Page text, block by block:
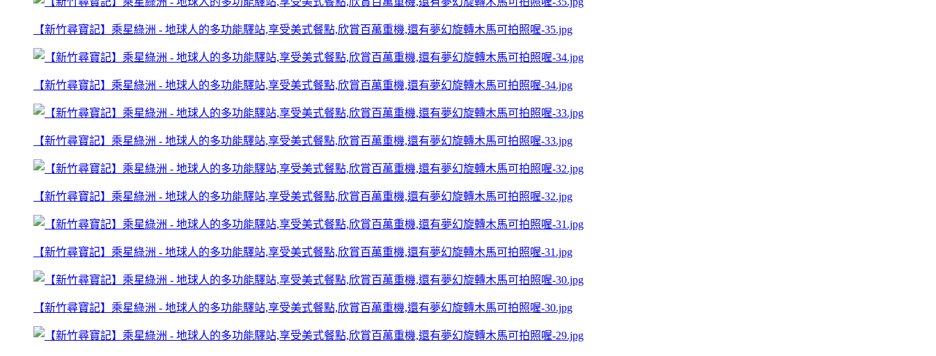
【新竹尋寶記】乘星綠洲 - 地球人的多功能驛站,享受美式餐點,欣賞百萬重機,還有夢幻旋轉木馬可拍照喔-35.jpg
【新竹尋寶記】乘星綠洲 - 地球人的多功能驛站,享受美式餐點,欣賞百萬重機,還有夢幻旋轉木馬可拍照喔-34.jpg
【新竹尋寶記】乘星綠洲 - 地球人的多功能驛站,享受美式餐點,欣賞百萬重機,還有夢幻旋轉木馬可拍照喔-33.jpg
【新竹尋寶記】乘星綠洲 - 地球人的多功能驛站,享受美式餐點,欣賞百萬重機,還有夢幻旋轉木馬可拍照喔-32.jpg
【新竹尋寶記】乘星綠洲 - 地球人的多功能驛站,享受美式餐點,欣賞百萬重機,還有夢幻旋轉木馬可拍照喔-31.jpg
【新竹尋寶記】乘星綠洲 - 地球人的多功能驛站,享受美式餐點,欣賞百萬重機,還有夢幻旋轉木馬可拍照喔-30.jpg